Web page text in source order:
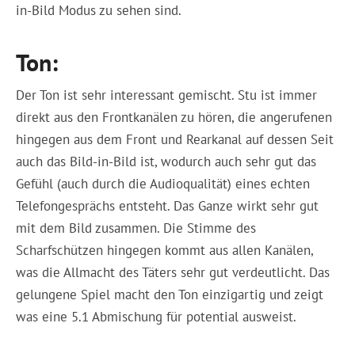
in-Bild Modus zu sehen sind.
Ton:
Der Ton ist sehr interessant gemischt. Stu ist immer
direkt aus den Frontkanälen zu hören, die angerufenen
hingegen aus dem Front und Rearkanal auf dessen Seit
auch das Bild-in-Bild ist, wodurch auch sehr gut das
Gefühl (auch durch die Audioqualität) eines echten
Telefongesprächs entsteht. Das Ganze wirkt sehr gut
mit dem Bild zusammen. Die Stimme des
Scharfschützen hingegen kommt aus allen Kanälen,
was die Allmacht des Täters sehr gut verdeutlicht. Das
gelungene Spiel macht den Ton einzigartig und zeigt
was eine 5.1 Abmischung für potential ausweist.